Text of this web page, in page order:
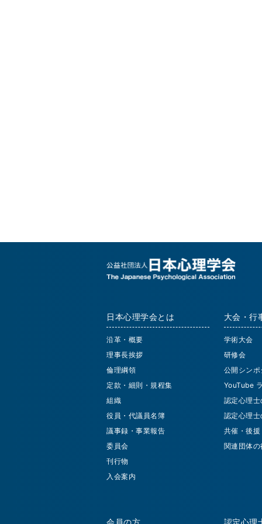
日本心理学会とは
沿革・概要
理事長挨拶
倫理綱領
定款・細則・規程集
組織
役員・代議員名簿
議事録・事業報告
委員会
刊行物
入会案内
大会・行
学術大会
研修会
公開シン
YouTube
認定心理
認定心理
共催・後
関連団体